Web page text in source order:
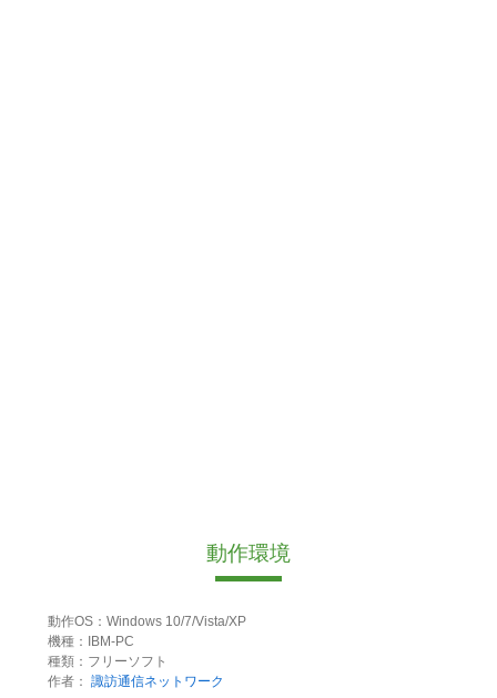
動作環境
動作OS：Windows 10/7/Vista/XP
機種：IBM-PC
種類：フリーソフト
作者： 諏訪通信ネットワーク